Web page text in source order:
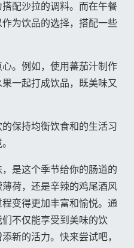
配沙拉的调料。而在午餐
为饮品的选择，搭配一些
。例如，使用蕃茄汁制作
一起打成饮品，既美味又
保持均衡饮食和的生活习
是这个季节给你的肠道的
荷，还是辛辣的鸡尾酒风
变得更加丰富和愉悦。通
不仅能享受到美味的饮
新的活力。快来尝试吧，